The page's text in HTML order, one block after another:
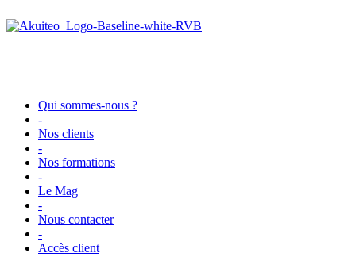
Qui sommes-nous ?
-
Nos clients
-
Nos formations
-
Le Mag
-
Nous contacter
-
Accès client